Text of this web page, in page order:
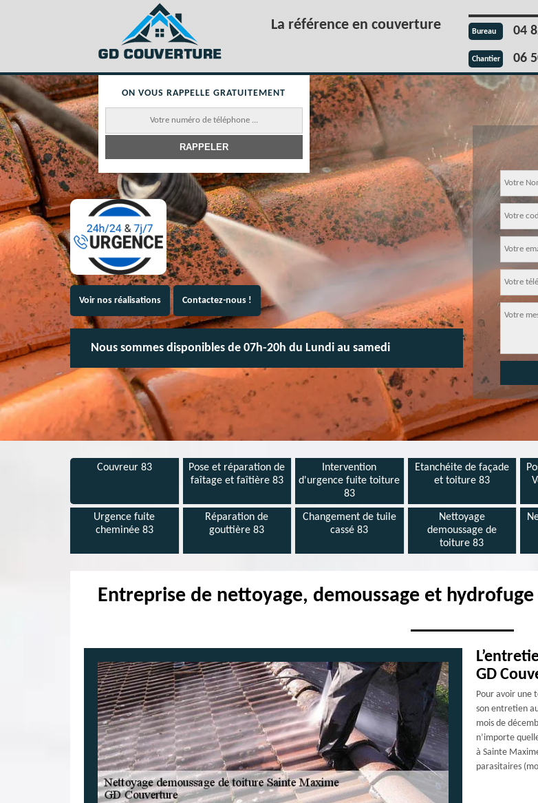
La référence en couverture Bureau 04
Chantier 06
Voir nos réalisations Contactez-nous !
Nous sommes disponibles de 07h-20h du Lundi au samedi
ON VOUS RAPPELLE GRATUITEMENT
Couvreur 83
Pose et réparation de
faîtage et faîtière 83
Intervention
d'urgence fuite toiture
83
Etanchéite de façade
et toiture 83
Urgence fuite
cheminée 83
Réparation de
gouttière 83
Changement de tuile
cassé 83
Nettoyage
demoussage de
toiture 83
Entreprise de nettoyage, demoussage et
GD
Pour avoir une
son entretien
mois de
n’importe
à Sainte
parasitaires